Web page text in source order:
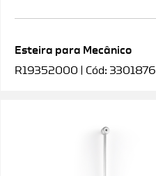
Esteira para Mecânico
R19352000 | Cód: 3301876